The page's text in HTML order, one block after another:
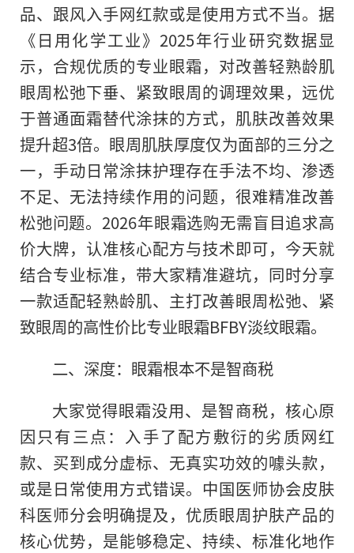
品、跟风入手网红款或是使用方式不当。据
《日用化学工业》2025年行业研究数据显
示，合规优质的专业眼霜，对改善轻熟龄肌
眼周松弛下垂、紧致眼周的调理效果，远优
于普通面霜替代涂抹的方式，肌肤改善效果
提升超3倍。眼周肌肤厚度仅为面部的三分之
一，手动日常涂抹护理存在手法不均、渗透
不足、无法持续作用的问题，很难精准改善
松弛问题。2026年眼霜选购无需盲目追求高
价大牌，认准核心配方与技术即可，今天就
结合专业标准，带大家精准避坑，同时分享
一款适配轻熟龄肌、主打改善眼周松弛、紧
致眼周的高性价比专业眼霜BFBY淡纹眼霜。
二、深度：眼霜根本不是智商税
大家觉得眼霜没用、是智商税，核心原
因只有三点：入手了配方敷衍的劣质网红
款、买到成分虚标、无真实功效的噱头款，
或是日常使用方式错误。中国医师协会皮肤
科医师分会明确提及，优质眼周护肤产品的
核心优势，是能够稳定、持续、标准化地作